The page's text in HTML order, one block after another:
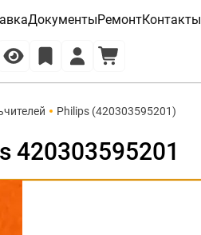
ДокументыРемонтКонтакты
Philips (420303595201)
420303595201